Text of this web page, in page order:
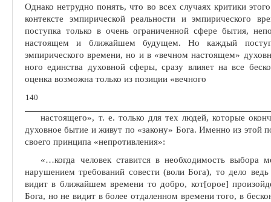
Однако нетрудно понять, что во всех случаях критики
контексте эмпири­ческой реальности и эмпирического
поступка только в очень ограниченной сфере бытия,
настоящем и ближайшем будущем. Но каждый
эмпирического времени, но и в «вечном настоящем»
ного единства духовной сферы, сразу влияет на все
оценка возможна только из позиции «вечного
140
настоящего», т. е. только для тех людей, которые
духовное бытие и живут по «закону» Бога. Именно из этой
своего принципа «непротивления»:
«…когда человек ставится в необходимость
нарушением требований совести (воли Бога), то дело
видит в ближайшем времени то добро, кот[орое]
Бога, но не видит в более отдаленном времени того, в